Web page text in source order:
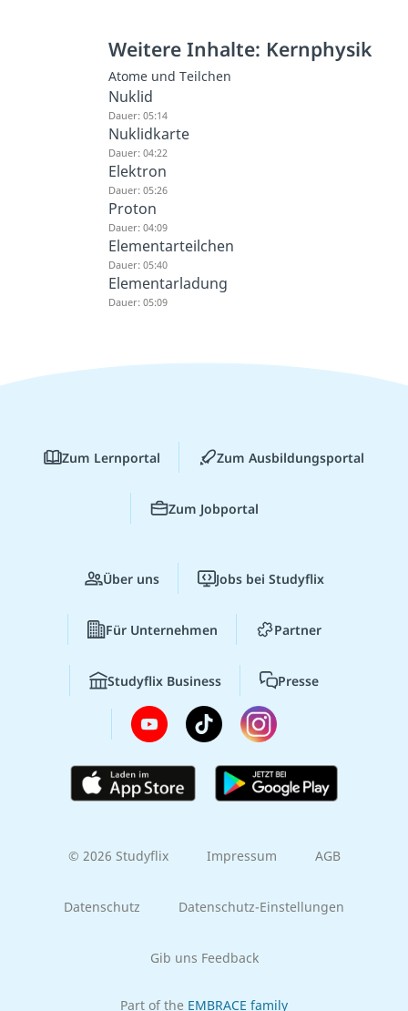
Weitere Inhalte: Kernphysik
Atome und Teilchen
Nuklid
Dauer: 05:14
Nuklidkarte
Dauer: 04:22
Elektron
Dauer: 05:26
Proton
Dauer: 04:09
Elementarteilchen
Dauer: 05:40
Elementarladung
Dauer: 05:09
Zum Lernportal Zum Ausbildungsportal
Zum Jobportal
Über uns Jobs bei Studyflix
Für Unternehmen Partner
Studyflix Business Presse
© 2026 Studyflix Impressum AGB
Datenschutz Datenschutz-Einstellungen
Gib uns Feedback
Part of the EMBRACE family